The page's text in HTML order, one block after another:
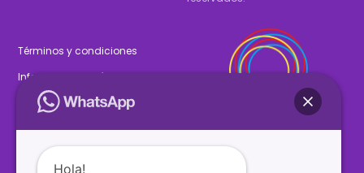
Términos y condiciones
Informe de gestión 2025
Estados financieros 2025
Hola!